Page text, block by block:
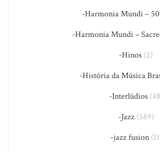
-Harmonia Mundi – 50
-Harmonia Mundi –
-Hinos (2)
-História da Música
-Interlúdios
-Jazz(589)
-jazz fusion